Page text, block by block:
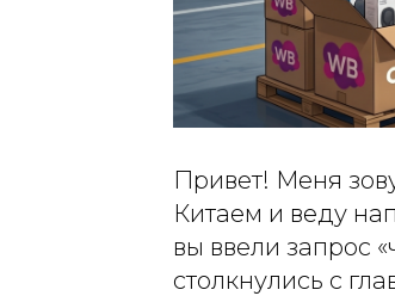
Привет! Меня
Китаем и веду
вы ввели запрос
столкнулись с